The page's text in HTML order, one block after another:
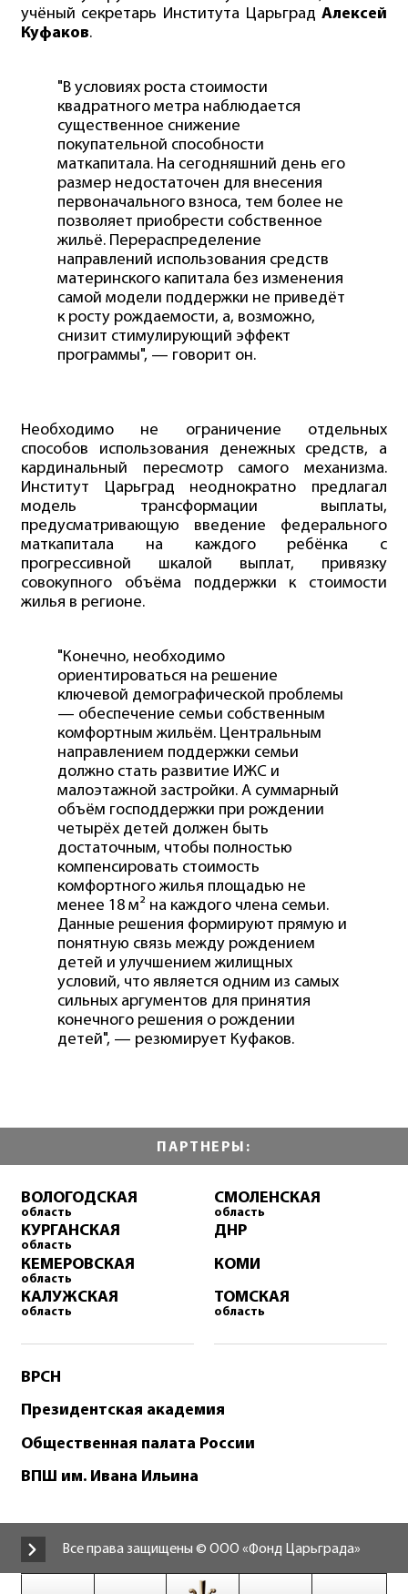
учёный секретарь Института ЦарьградАлексей
Куфаков.
"В условиях роста стоимости
квадратного метра наблюдается
существенное снижение
покупательной способности
маткапитала. На сегодняшний день его
размер недостаточен для внесения
первоначального взноса, тем более не
позволяет приобрести собственное
жильё. Перераспределение
направлений использования средств
материнского капитала без изменения
самой модели поддержки не приведёт
к росту рождаемости, а, возможно,
снизит стимулирующий эффект
программы", — говорит он.
Необходимо не ограничение отдельных
способов использования денежных средств, а
кардинальный пересмотр самого механизма.
Институт Царьград неоднократно предлагал
модель трансформации выплаты,
предусматривающую введение федерального
маткапитала на каждого ребёнка с
прогрессивной шкалой выплат, привязку
совокупного объёма поддержки к стоимости
жилья в регионе.
"Конечно, необходимо
ориентироваться на решение
ключевой демографической проблемы
— обеспечение семьи собственным
комфортным жильём. Центральным
направлением поддержки семьи
должно стать развитие ИЖС и
малоэтажной застройки. А суммарный
объём господдержки при рождении
четырёх детей должен быть
достаточным, чтобы полностью
компенсировать стоимость
комфортного жилья площадью не
менее 18 м² на каждого члена семьи.
Данные решения формируют прямую и
понятную связь между рождением
детей и улучшением жилищных
условий, что является одним из самых
сильных аргументов для принятия
конечного решения о рождении
детей", — резюмирует Куфаков.
ПАРТНЕРЫ:
ВОЛОГОДСКАЯ
область
КУРГАНСКАЯ
область
КЕМЕРОВСКАЯ
область
КАЛУЖСКАЯ
область
СМОЛЕНСКАЯ
область
ДНР
КОМИ
ТОМСКАЯ
область
ВРСН
Президентская академия
Общественная палата России
ВПШ им. Ивана Ильина
Все права защищены © ООО «Фонд Царьграда»